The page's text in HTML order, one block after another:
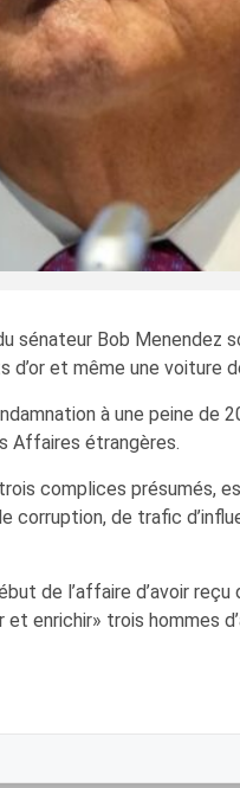
sénateur Bob
d’or et même une voiture
à une peine
Affaires étrangères.
complices présumés,
de trafic
de l’affaire d’avoir
enrichir» trois hommes